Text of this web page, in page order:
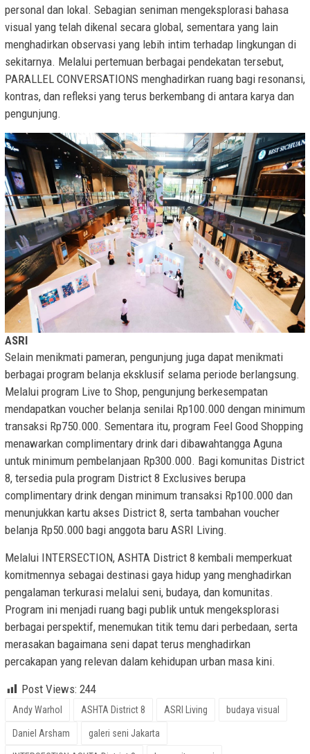
personal dan lokal. Sebagian seniman mengeksplorasi bahasa
visual yang telah dikenal secara global, sementara yang lain
menghadirkan observasi yang lebih intim terhadap lingkungan di
sekitarnya. Melalui pertemuan berbagai pendekatan tersebut,
PARALLEL CONVERSATIONS menghadirkan ruang bagi resonansi,
kontras, dan refleksi yang terus berkembang di antara karya dan
pengunjung.
ASRI
Selain menikmati pameran, pengunjung juga dapat menikmati
berbagai program belanja eksklusif selama periode berlangsung.
Melalui program Live to Shop, pengunjung berkesempatan
mendapatkan voucher belanja senilai Rp100.000 dengan minimum
transaksi Rp750.000. Sementara itu, program Feel Good Shopping
menawarkan complimentary drink dari dibawahtangga Aguna
untuk minimum pembelanjaan Rp300.000. Bagi komunitas District
8, tersedia pula program District 8 Exclusives berupa
complimentary drink dengan minimum transaksi Rp100.000 dan
menunjukkan kartu akses District 8, serta tambahan voucher
belanja Rp50.000 bagi anggota baru ASRI Living.
Melalui INTERSECTION, ASHTA District 8 kembali memperkuat
komitmennya sebagai destinasi gaya hidup yang menghadirkan
pengalaman terkurasi melalui seni, budaya, dan komunitas.
Program ini menjadi ruang bagi publik untuk mengeksplorasi
berbagai perspektif, menemukan titik temu dari perbedaan, serta
merasakan bagaimana seni dapat terus menghadirkan
percakapan yang relevan dalam kehidupan urban masa kini.
Post Views: 244
Andy Warhol ASHTA District 8 ASRI Living budaya visual
Daniel Arsham galeri seni Jakarta